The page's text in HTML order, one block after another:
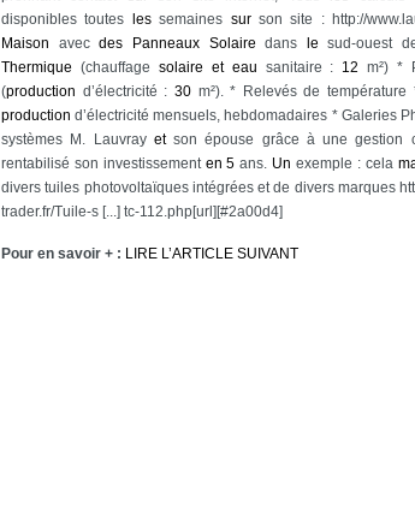
disponibles toutes
lessemaines surson site : http://
Maison avecdes Panneaux Solaire dans le sud-ouest
Thermique (chauffage solaire et eau sanitaire : 12 m²) *
(production d’électricité : 30m²). * Relevés de température
production d’électricité mensuels, hebdomadaires * Galeries
systèmes M. Lauvray etson épouse grâce à une gestion
rentabilisé son investissement en 5 ans. Un exemple : cela
divers tuiles photovoltaïques intégrées et de divers marques
trader.fr/Tuile-s [...] tc-112.php[url][#2a00d4]
Pour en savoir + : LIRE L’ARTICLE SUIVANT